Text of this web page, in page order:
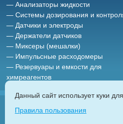
Анализаторы жидкости
Системы дозирования и
Датчики и электроды
Держатели датчиков
Миксеры (мешалки)
Импульсные расходомеры
Резервуары и емкости для
химреагентов
дозирующие насосы|насосы
Данный сайт использует куки
Правила пользования